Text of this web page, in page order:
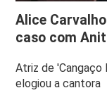
Alice
caso com
Atriz de 'Cangaço
elogiou a cantora